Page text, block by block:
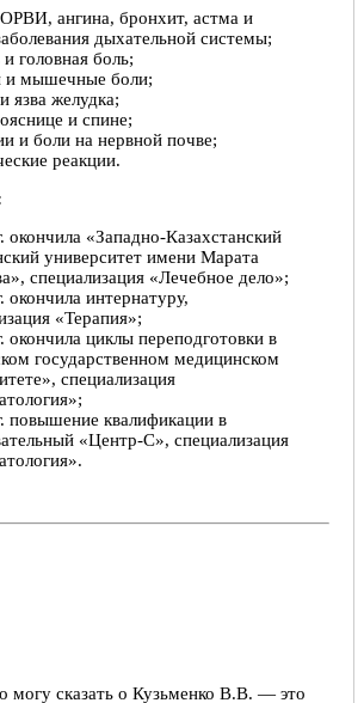
ангина, бронхит, астма и
дыхательной системы;
головная боль;
и мышечные боли;
язва желудка;
и спине;
и боли на нервной почве;
реакции.
окончила «Западно-Казахстанский
университет имени Марата
специализация «Лечебное дело»;
окончила интернатуру,
«Терапия»;
окончила циклы переподготовки в
государственном медицинском
специализация
повышение квалификации в
«Центр-С», специализация
могу сказать о Кузьменко В.В. — это